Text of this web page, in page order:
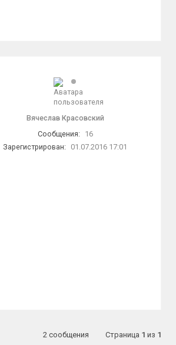
Вячеслав Красовский
Сообщения:
16
Зарегистрирован:
01.07.2016 17:01
2 сообщения Страница 1 из 1